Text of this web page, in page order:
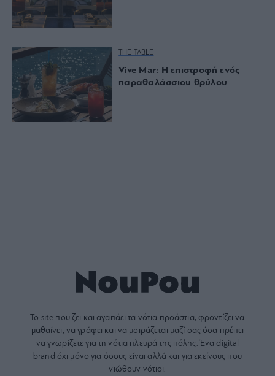
THE TABLE
Vive Mar: Η επιστροφή ενός
παραθαλάσσιου θρύλου
Το site που ζει και αγαπάει τα νότια προάστια, φροντίζει να
μαθαίνει, να γράφει και να μοιράζεται μαζί σας όσα πρέπει
να γνωρίζετε για τη νότια πλευρά της πόλης. Ένα digital
brand όχι μόνο για όσους είναι αλλά και για εκείνους που
νιώθουν νότιοι.